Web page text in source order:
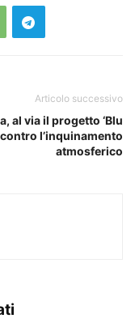
Articolo successivo
al via il progetto ‘Blu
contro l’inquinamento
atmosferico